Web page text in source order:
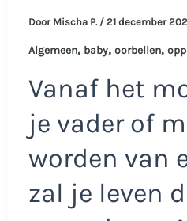
Door Mischa P. / 21 december
Algemeen, baby, oorbellen,
Vanaf het
je vader of
worden van
zal je leven